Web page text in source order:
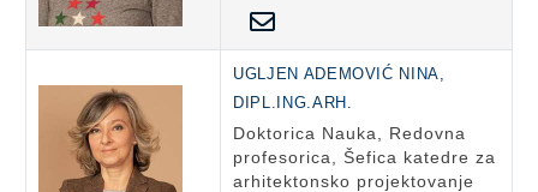
UGLJEN ADEMOVIĆ NINA,
DIPL.ING.ARH.
Doktorica Nauka, Redovna
profesorica, Šefica katedre za
arhitektonsko projektovanje